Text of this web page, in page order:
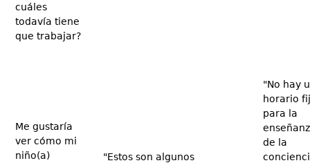
cuáles
todavía tiene
que trabajar?
Me gustaría
ver cómo mi
niño(a)
"Estos son algunos
"No hay
horario
para la
de la